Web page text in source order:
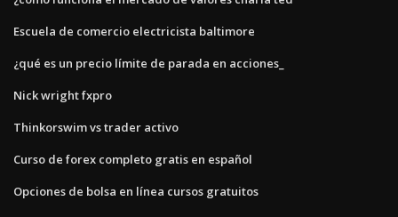
Escuela de comercio electricista baltimore
¿qué es un precio límite de parada en acciones_
Nick wright fxpro
Thinkorswim vs trader activo
Curso de forex completo gratis en español
Opciones de bolsa en línea cursos gratuitos